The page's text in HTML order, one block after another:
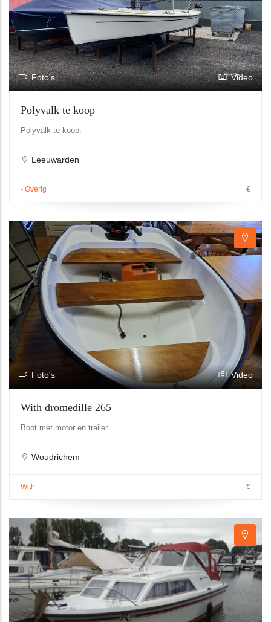
Foto's Video
Polyvalk te koop
Polyvalk te koop.
Leeuwarden
- Overig €
Foto's Video
With dromedille 265
Boot met motor en trailer
Woudrichem
With €